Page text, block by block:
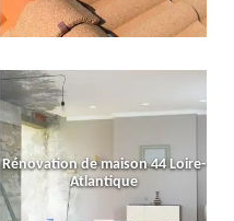
Rénovation de maison 44 Loire-
Atlantique